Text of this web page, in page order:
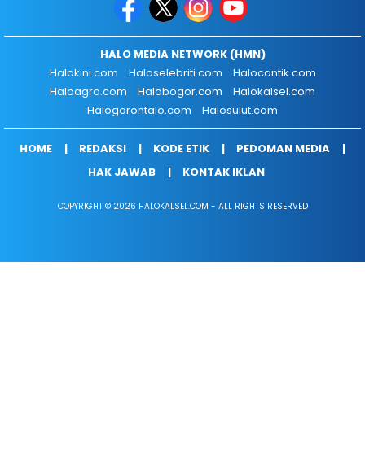
HALO MEDIA NETWORK (HMN)
Halokini.com
Haloselebriti.com
Halocantik.com
Haloagro.com
Halobogor.com
Halokalsel.com
Halogorontalo.com
Halosulut.com
HOME REDAKSI KODE ETIK
PEDOMAN MEDIA
HAK JAWAB
KONTAK IKLAN
COPYRIGHT © 2026 HALOKALSEL.COM - ALL RIGHTS RESERVED